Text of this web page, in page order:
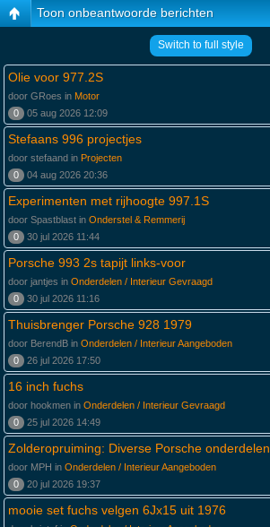
Toon onbeantwoorde berichten
Switch to full style
Olie voor 977.2S
door GRoes in Motor
0
05 aug 2026 12:09
Stefaans 996 projectjes
door stefaand in Projecten
0
04 aug 2026 20:36
Experimenten met rijhoogte 997.1S
door Spastblast in Onderstel & Remmerij
0
30 jul 2026 11:44
Porsche 993 2s tapijt links-voor
door jantjes in Onderdelen / Interieur Gevraagd
0
30 jul 2026 11:16
Thuisbrenger Porsche 928 1979
door BerendB in Onderdelen / Interieur Aangeboden
0
26 jul 2026 17:50
16 inch fuchs
door hookmen in Onderdelen / Interieur Gevraagd
0
25 jul 2026 14:49
Zolderopruiming: Diverse Porsche onderdelen.
door MPH in Onderdelen / Interieur Aangeboden
0
20 jul 2026 19:37
mooie set fuchs velgen 6Jx15 uit 1976